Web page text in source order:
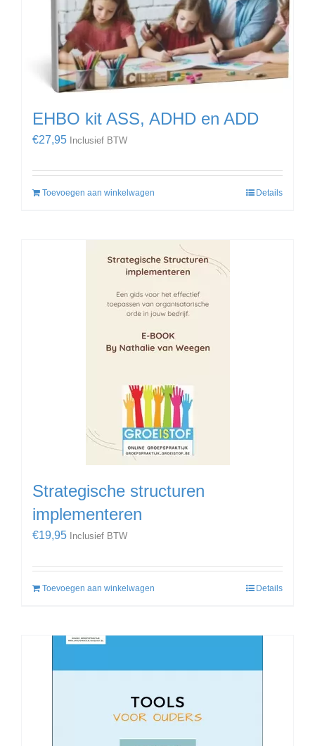
EHBO kit ASS, ADHD en ADD
€27,95 Inclusief BTW
Toevoegen aan winkelwagen Details
Strategische structuren
implementeren
€19,95 Inclusief BTW
Toevoegen aan winkelwagen Details